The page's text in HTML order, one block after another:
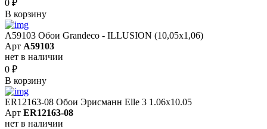
0 ₽
В корзину
A59103 Обои Grandeco - ILLUSION (10,05х1,06)
Арт A59103
нет в наличии
0 ₽
В корзину
ER12163-08 Обои Эрисманн Elle 3 1.06x10.05
Арт ER12163-08
нет в наличии